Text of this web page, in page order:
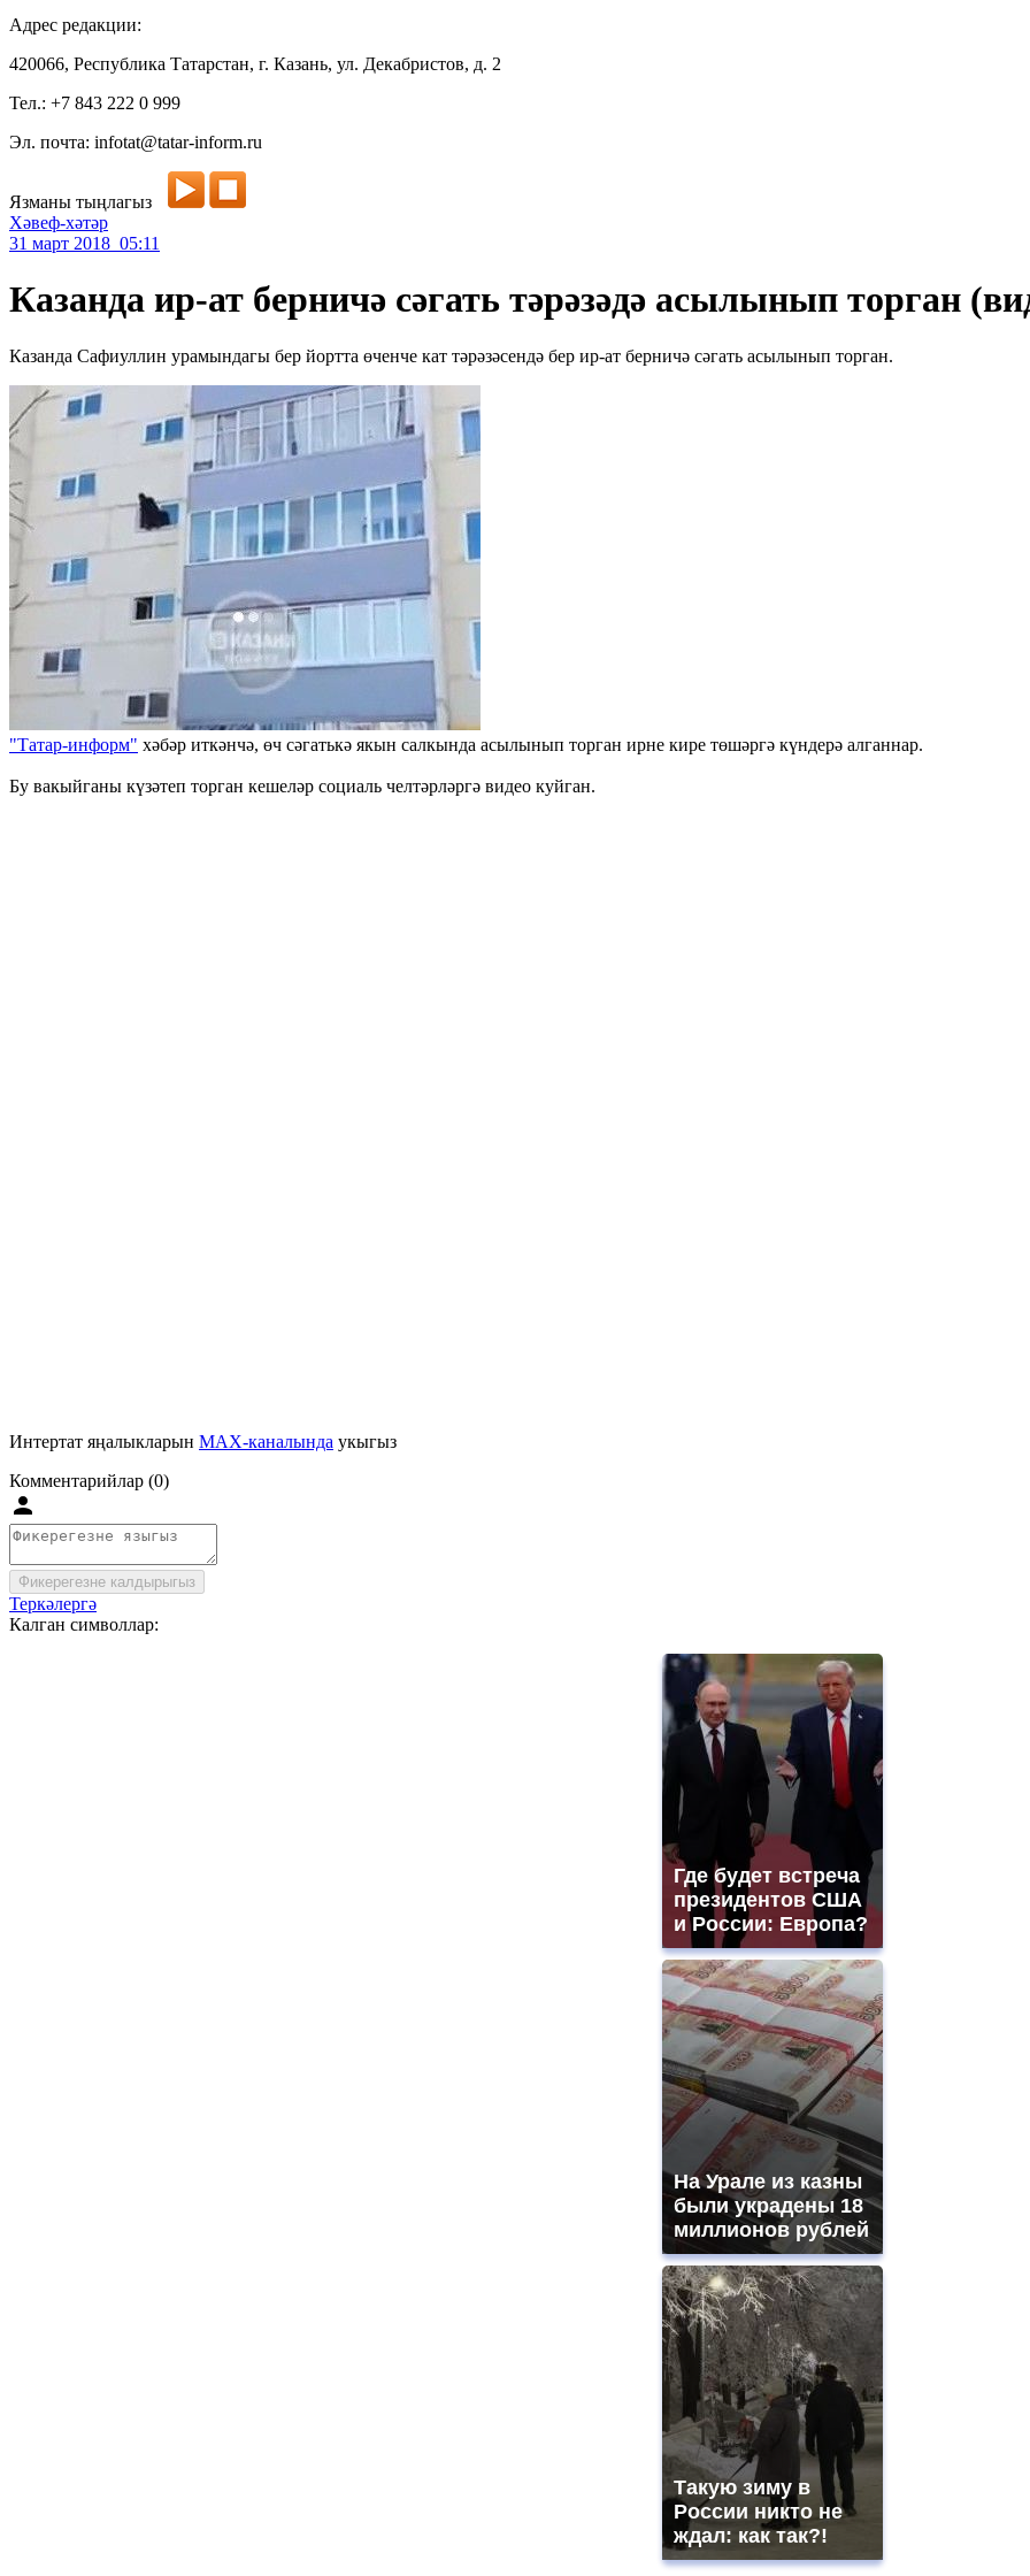
Адрес редакции:
420066, Республика Татарстан, г. Казань, ул. Декабристов, д. 2
Тел.: +7 843 222 0 999
Эл. почта: infotat@tatar-inform.ru
Язманы тыңлагыз
Хәвеф-хәтәр
31 март 2018 05:11
Казанда ир-ат берничә сәгать тәрәзәдә асылынып торган
Казанда Сафиуллин урамындагы бер йортта өченче кат тәрәзәсендә бер ир-ат берничә сәгать асылынып торган.
"Татар-информ" хәбәр иткәнчә, өч сәгатькә якын салкында асылынып торган ирне кире төшәргә күндерә алганнар.
Бу вакыйганы күзәтеп торган кешеләр социаль челтәрләргә видео куйган.
Интертат яңалыкларын MAX-каналында укыгыз
Комментарийлар (0)
Фикерегезне калдырыгыз
Теркәлергә
Калган символлар:
Где будет встреча
президентов США
и России: Европа?
На Урале из казны
были украдены 18
миллионов рублей
Такую зиму в
России никто не
ждал: как так?!